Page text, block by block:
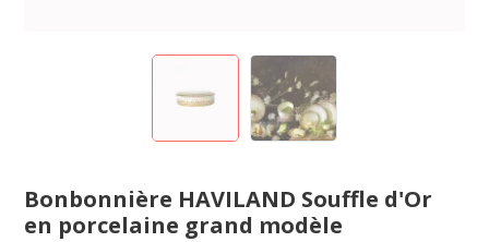
Bonbonnière HAVILAND Souffle d'Or
en porcelaine grand modèle